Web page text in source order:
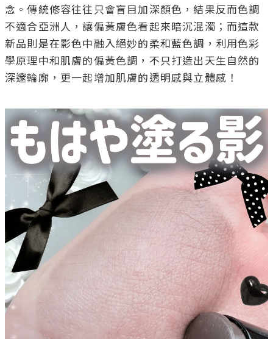
念。傳統修容往往只會盲目加深顏色，結果反而色調
不適合亞洲人，讓偏黃膚色看起來暗沉混濁；而這款
新品則是在影色中融入絕妙的柔和藍色調，利用色彩
學原理中和肌膚的偏黃色調，不只打造出天生自然的
深邃輪廓，更一起增加肌膚的透明感與立體感！